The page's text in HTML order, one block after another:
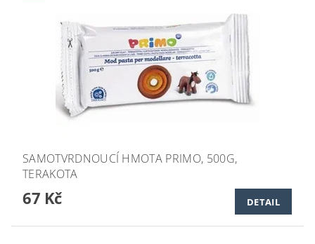
SAMOTVRDNOUCÍ HMOTA PRIMO, 500G,
TERAKOTA
67 Kč DETAIL